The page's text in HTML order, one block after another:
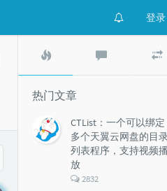
登录
文
章
评
热门文章
CTList：一个可以绑定
多个天翼云网盘的目
列表程序，支持视频播
放
评
2832